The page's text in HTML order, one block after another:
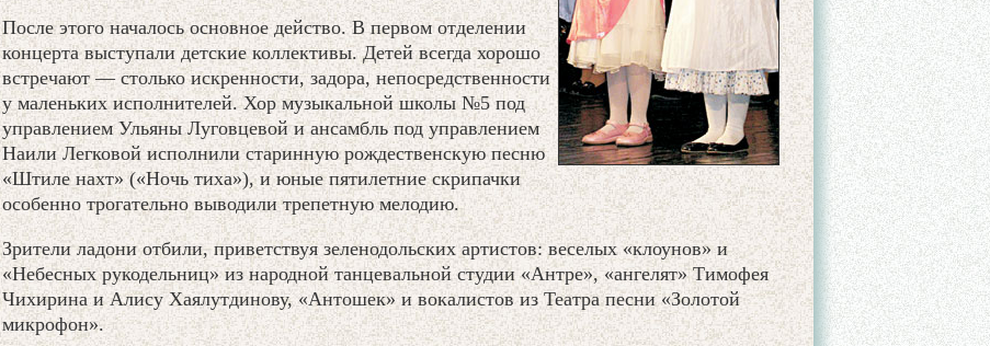
После этого началось основное действо. В первом отделении
концерта выступали детские коллективы. Детей всегда хорошо
встречают — столько искренности, задора, непосредственности
у маленьких исполнителей. Хор музыкальной школы №5 под
управлением Ульяны Луговцевой и ансамбль под управлением
Наили Легковой исполнили старинную рождественскую песню
«Штиле нахт» («Ночь тиха»), и юные пятилетние скрипачки
особенно трогательно выводили трепетную мелодию.
Зрители ладони отбили, приветствуя зеленодольских артистов: веселых «клоунов» и
«Небесных рукодельниц» из народной танцевальной студии «Антре», «ангелят» Тимофея
Чихирина и Алису Хаялутдинову, «Антошек» и вокалистов из Театра песни «Золотой
микрофон».